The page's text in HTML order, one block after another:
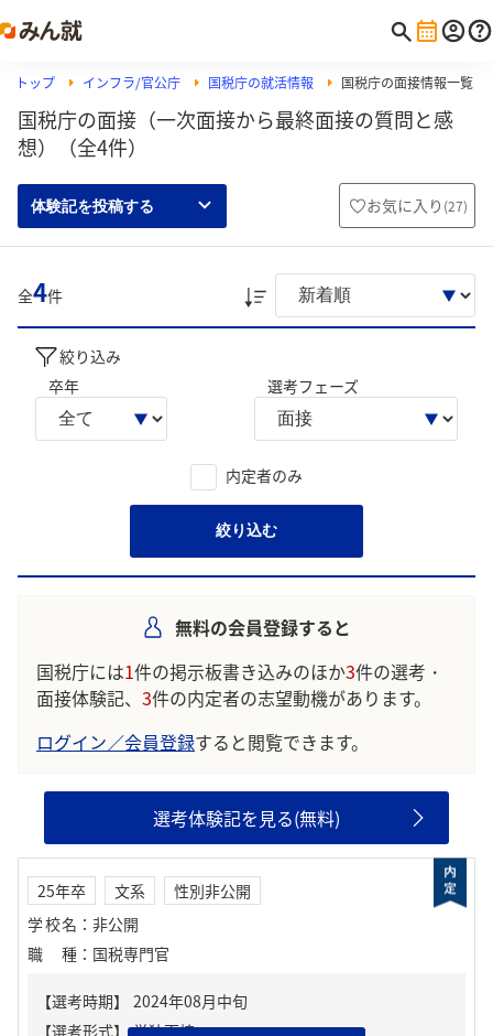
トップ インフラ/官公庁 国税庁の就活情報 国税庁の面接情報一覧
国税庁の面接（一次面接から最終面接の質問と感
想）（全4件）
体験記を投稿する お気に入り (27)
全4件
絞り込み
卒年
選考フェーズ
内定者のみ
絞り込む
無料の会員登録すると
国税庁には1件の掲示板書き込みのほか3件の選考・
面接体験記、 3件の内定者の志望動機があります。
ログイン／会員登録すると閲覧できます。
選考体験記を見る(無料)
25年卒 文系
性別非公開
学校名 ： 非公開
職種 ： 国税専門官